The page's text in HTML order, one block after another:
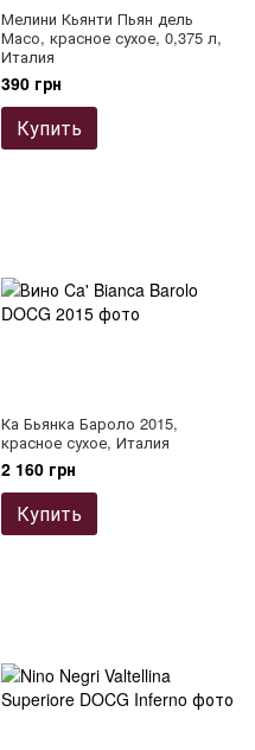
Мелини Кьянти Пьян дель
Масо, красное сухое, 0,375 л,
Италия
390 грн
Купить
Ка Бьянка Бароло 2015,
красное сухое, Италия
2 160 грн
Купить